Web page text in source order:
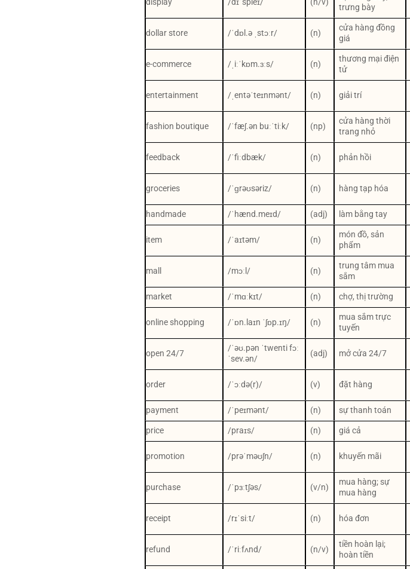
trưng bày
dollar store /ˈdɒl.ə ˌstɔːr/ (n)
cửa hàng đồng
giá
e-commerce /ˌiːˈkɒm.ɜːs/ (n)
thương mại điện
tử
entertainment /ˌentəˈteɪnmənt/ (n) giải trí
fashion boutique /ˈfæʃ.ən buːˈtiːk/ (np)
cửa hàng thời
trang nhỏ
feedback /ˈfiːdbæk/ (n) phản hồi
groceries /ˈɡrəʊsəriz/ (n) hàng tạp hóa
handmade
/ˈhænd.meɪd/ (adj) làm bằng tay
item /ˈaɪtəm/ (n)
món đồ, sản
phẩm
mall /mɔːl/ (n)
trung tâm mua
sắm
market
/ˈmɑːkɪt/ (n) chợ, thị trường
online shopping /ˈɒn.laɪn ˈʃɒp.ɪŋ/ (n)
mua sắm trực
tuyến
open 24/7
/ˈəʊ.pən ˈtwenti fɔː
ˈsev.ən/
(adj) mở cửa 24/7
order /ˈɔːdə(r)/ (v) đặt hàng
payment
/ˈpeɪmənt/ (n) sự thanh toán
price
/praɪs/ (n) giá cả
promotion /prəˈməʊʃn/ (n) khuyến mãi
purchase /ˈpɜːtʃəs/ (v/n)
mua hàng; sự
mua hàng
receipt /rɪˈsiːt/ (n) hóa đơn
refund /ˈriːfʌnd/ (n/v)
tiền hoàn lại;
hoàn tiền